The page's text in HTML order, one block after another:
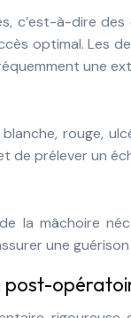
c’est-à-dire
optimal. Les
une
rouge,
de prélever un
la mâchoire
une
post-